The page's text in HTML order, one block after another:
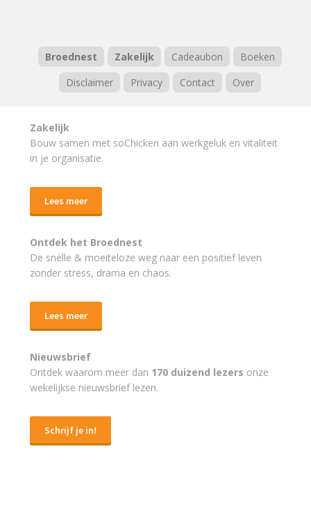
Broednest Zakelijk Cadeaubon
Boeken
Disclaimer
Privacy Contact Over
Zakelijk
Bouw samen met soChicken aan werkgeluk en vitaliteit
in je organisatie.
Lees meer
Ontdek het Broednest
De snelle & moeiteloze weg naar een positief leven
zonder stress, drama en chaos.
Lees meer
Nieuwsbrief
Ontdek waarom meer dan 170 duizend lezers onze
wekelijkse nieuwsbrief lezen.
Schrijf je in!